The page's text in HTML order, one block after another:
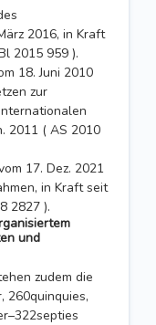
2016, in Kraft
2015 959 ).
18. Juni 2010
zur
2011 ( AS 2010
17. Dez. 2021
in Kraft seit
2827 ).
und
zudem die
260quinquies,